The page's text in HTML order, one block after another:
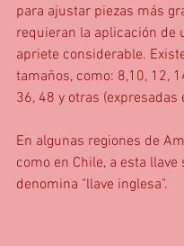
para ajustar piezas más
requieran la aplicación de
apriete considerable.
tamaños, como: 8,10, 12,
36, 48 y otras (expresadas
En algunas regiones de
como en Chile, a esta llave
denomina "llave inglesa".